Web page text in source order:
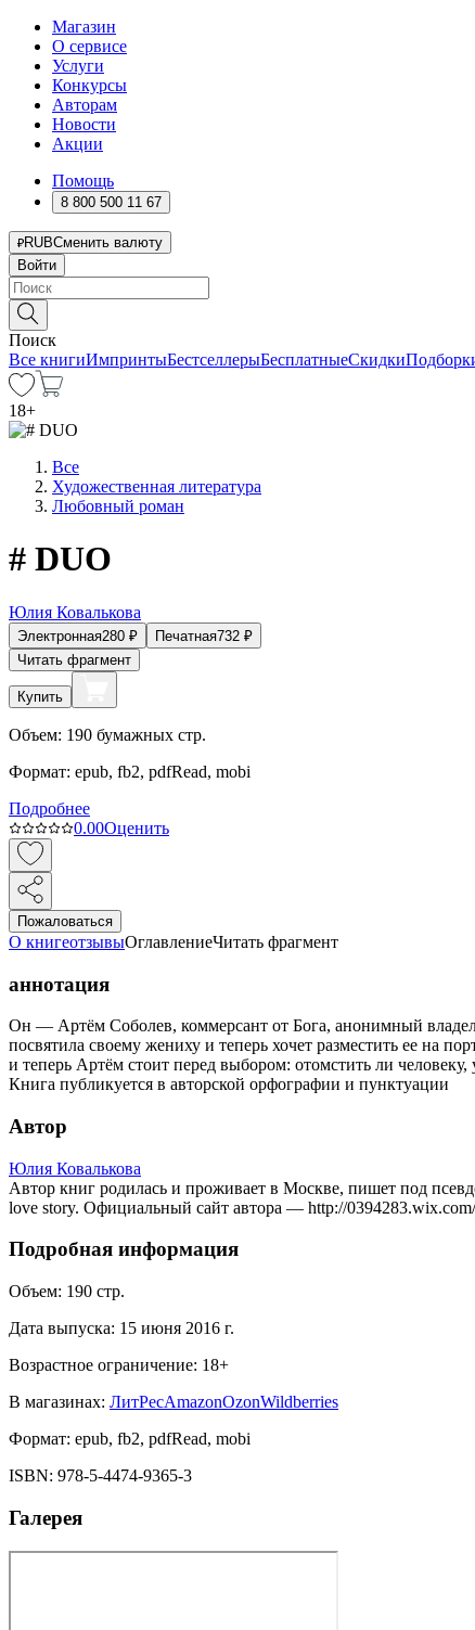
Магазин
О сервисе
Услуги
Конкурсы
Авторам
Новости
Акции
Помощь
8 800 500 11 67
RUBСменить валюту
Войти
Поиск
Все книгиИмпринтыБестселлерыБесплатныеСкидки
18+
Все
Художественная литература
Любовный роман
# DUO
Юлия Ковалькова
Электронная280 ₽ Печатная732 ₽
Читать фрагмент
Купить
Объем: 190 бумажных стр.
Формат: epub, fb2, pdfRead, mobi
Подробнее
0.00Оценить
Пожаловаться
О книгеотзывыОглавлениеЧитать фрагмент
аннотация
Он — Артём Соболев, коммерсант от Бога, анонимный
посвятила своему жениху и теперь хочет разместить ее на
и теперь Артём стоит перед выбором: отомстить ли
Книга публикуется в авторской орфографии и пунктуации
Автор
Юлия Ковалькова
Автор книг родилась и проживает в Москве, пишет под
love story. Официальный сайт автора — http://
Подробная информация
Объем: 190 стр.
Дата выпуска: 15 июня 2016 г.
Возрастное ограничение: 18+
В магазинах: ЛитРесAmazonOzonWildberries
Формат: epub, fb2, pdfRead, mobi
ISBN: 978-5-4474-9365-3
Галерея